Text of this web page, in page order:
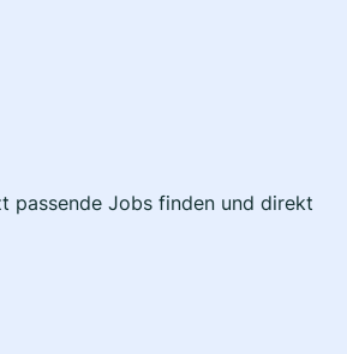
passende Jobs finden und direkt